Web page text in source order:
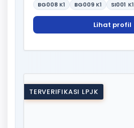
BG008 K1 BG009 K1 SI001 K1
Lihat profil
TERVERIFIKASI LPJK